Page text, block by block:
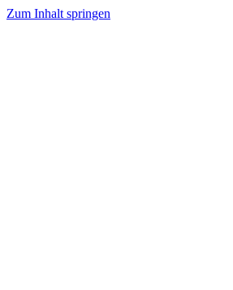
Zum Inhalt springen